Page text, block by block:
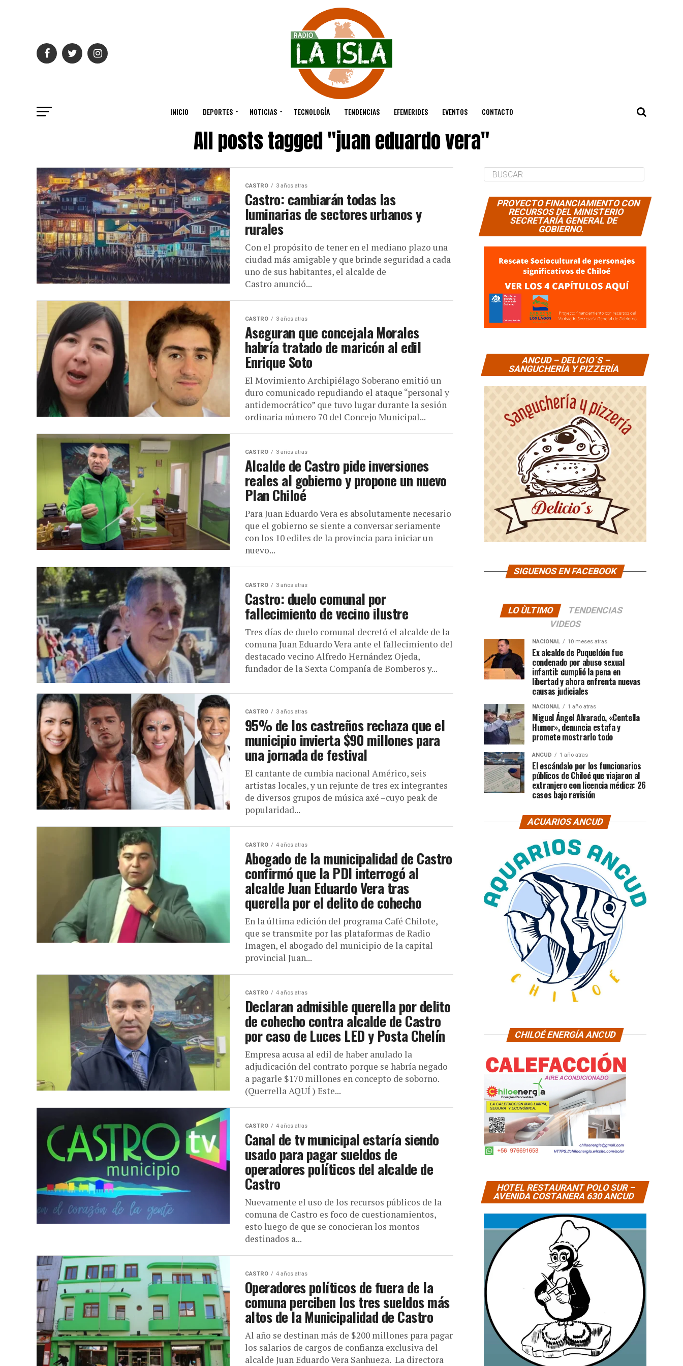
INICIO DEPORTES NOTICIAS TECNOLOGÍA TENDENCIAS EFEMERIDES EVENTOS CONTACTO
All posts tagged "juan eduardo vera"
CASTRO 3 años atras
Castro: cambiarán todas las
luminarias de sectores urbanos y
rurales
Con el propósito de tener en el mediano plazo una
ciudad más amigable y que brinde seguridad a cada
uno de sus habitantes, el alcalde de
Castro anunció...
CASTRO 3 años atras
Aseguran que concejala Morales
habría tratado de maricón al edil
Enrique Soto
El Movimiento Archipiélago Soberano emitió un
duro comunicado repudiando el ataque “personal y
antidemocrático” que tuvo lugar durante la sesión
ordinaria número 70 del Concejo Municipal...
CASTRO 3 años atras
Alcalde de Castro pide inversiones
reales al gobierno y propone un nuevo
Plan Chiloé
Para Juan Eduardo Vera es absolutamente necesario
que el gobierno se siente a conversar seriamente
con los 10 ediles de la provincia para iniciar un
nuevo...
CASTRO 3 años atras
Castro: duelo comunal por
fallecimiento de vecino ilustre
Tres días de duelo comunal decretó el alcalde de la
comuna Juan Eduardo Vera ante el fallecimiento del
destacado vecino Alfredo Hernández Ojeda,
fundador de la Sexta Compañía de Bomberos y...
CASTRO 3 años atras
95% de los castreños rechaza que el
municipio invierta $90 millones para
una jornada de festival
El cantante de cumbia nacional Américo, seis
artistas locales, y un rejunte de tres ex integrantes
de diversos grupos de música axé –cuyo peak de
popularidad...
CASTRO 4 años atras
Abogado de la municipalidad de Castro
confirmó que la PDI interrogó al
alcalde Juan Eduardo Vera tras
querella por el delito de cohecho
En la última edición del programa Café Chilote,
que se transmite por las plataformas de Radio
Imagen, el abogado del municipio de la capital
provincial Juan...
CASTRO 4 años atras
Declaran admisible querella por delito
de cohecho contra alcalde de Castro
por caso de Luces LED y Posta Chelín
Empresa acusa al edil de haber anulado la
adjudicación del contrato porque se habría negado
a pagarle $170 millones en concepto de soborno.
(Querrella AQUÍ ) Este...
CASTRO 4 años atras
Canal de tv municipal estaría siendo
usado para pagar sueldos de
operadores políticos del alcalde de
Castro
Nuevamente el uso de los recursos públicos de la
comuna de Castro es foco de cuestionamientos,
esto luego de que se conocieran los montos
destinados a...
CASTRO 4 años atras
Operadores políticos de fuera de la
comuna perciben los tres sueldos más
altos de la Municipalidad de Castro
Al año se destinan más de $200 millones para pagar
los salarios de cargos de confianza exclusiva del
alcalde Juan Eduardo Vera Sanhueza. La directora
PROYECTO FINANCIAMIENTO CON
RECURSOS DEL MINISTERIO
SECRETARÍA GENERAL DE
GOBIERNO.
ANCUD – DELICIO´S –
SANGUCHERÍA Y PIZZERÍA
SIGUENOS EN FACEBOOK
LO ÙLTIMO
TENDENCIAS
VIDEOS
NACIONAL 10 meses atras
Ex alcalde de Puqueldón fue
condenado por abuso sexual
infantil: cumplió la pena en
libertad y ahora enfrenta nuevas
causas judiciales
NACIONAL 1 año atras
Miguel Ángel Alvarado, «Centella
Humor», denuncia estafa y
promete mostrarlo todo
ANCUD 1 año atras
El escándalo por los funcionarios
públicos de Chiloé que viajaron al
extranjero con licencia médica: 26
casos bajo revisión
ACUARIOS ANCUD
CHILOÉ ENERGÍA ANCUD
HOTEL RESTAURANT POLO SUR –
AVENIDA COSTANERA 630 ANCUD